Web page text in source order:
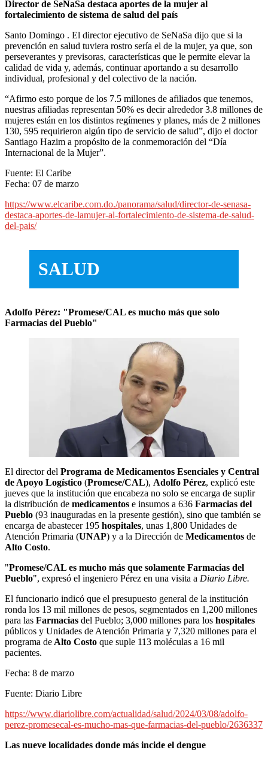
Director de SeNaSa destaca aportes de la mujer al
fortalecimiento de sistema de salud del país
Santo Domingo . El director ejecutivo de SeNaSa dijo que si la
prevención en salud tuviera rostro sería el de la mujer, ya que, son
perseverantes y previsoras, características que le permite elevar la
calidad de vida y, además, continuar aportando a su desarrollo
individual, profesional y del colectivo de la nación.
“Afirmo esto porque de los 7.5 millones de afiliados que tenemos,
nuestras afiliadas representan 50% es decir alrededor 3.8 millones de
mujeres están en los distintos regímenes y planes, más de 2 millones
130, 595 requirieron algún tipo de servicio de salud”, dijo el doctor
Santiago Hazim a propósito de la conmemoración del “Día
Internacional de la Mujer”.
Fuente: El Caribe
Fecha: 07 de marzo
https://www.elcaribe.com.do./panorama/salud/director-de-senasa-
destaca-aportes-de-lamujer-al-fortalecimiento-de-sistema-de-salud-
del-pais/
SALUD
Adolfo Pérez: "Promese/CAL es mucho más que solo
Farmacias del Pueblo"
El director del Programa de Medicamentos Esenciales y Central
de Apoyo Logístico (Promese/CAL), Adolfo Pérez, explicó este
jueves que la institución que encabeza no solo se encarga de suplir
la distribución de medicamentos e insumos a 636 Farmacias del
Pueblo (93 inauguradas en la presente gestión), sino que también se
encarga de abastecer 195 hospitales, unas 1,800 Unidades de
Atención Primaria (UNAP) y a la Dirección de Medicamentos de
Alto Costo.
"Promese/CAL es mucho más que solamente Farmacias del
Pueblo", expresó el ingeniero Pérez en una visita a Diario Libre.
El funcionario indicó que el presupuesto general de la institución
ronda los 13 mil millones de pesos, segmentados en 1,200 millones
para las Farmacias del Pueblo; 3,000 millones para los hospitales
públicos y Unidades de Atención Primaria y 7,320 millones para el
programa de Alto Costo que suple 113 moléculas a 16 mil
pacientes.
Fecha: 8 de marzo
Fuente: Diario Libre
https://www.diariolibre.com/actualidad/salud/2024/03/08/adolfo-
perez-promesecal-es-mucho-mas-que-farmacias-del-pueblo/2636337
Las nueve localidades donde más incide el dengue